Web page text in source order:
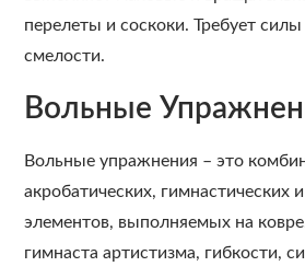
перелеты и соскоки. Требует силы
смелости.
Вольные
Вольные упражнения – это
акробатических, гимнастических
элементов, выполняемых на
гимнаста артистизма, гибкости,